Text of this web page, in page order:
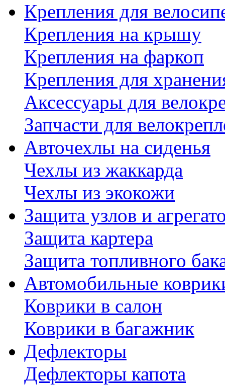
Крепления для
Крепления на крышу
Крепления на фаркоп
Крепления для
Аксессуары для
Запчасти для
Авточехлы на сиденья
Чехлы из жаккарда
Чехлы из экокожи
Защита узлов и
Защита картера
Защита топливного
Автомобильные
Коврики в салон
Коврики в багажник
Дефлекторы
Дефлекторы капота